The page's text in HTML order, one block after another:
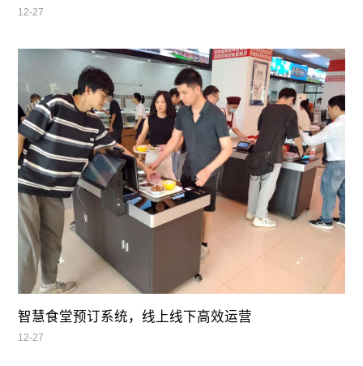
12-27
智慧食堂预订系统，线上线下高效运营
12-27